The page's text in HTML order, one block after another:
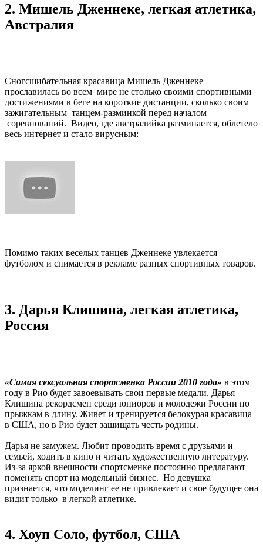
2. Мишель Дженнеке, легкая атлетика,
Австралия
Сногсшибательная красавица Мишель Дженнеке
прославилась во всем мире не столько своими спортивными
достижениями в беге на короткие дистанции, сколько своим
зажигательным танцем-разминкой перед началом
соревнований. Видео, где австралийка разминается, облетело
весь интернет и стало вирусным:
Помимо таких веселых танцев Дженнеке увлекается
футболом и снимается в рекламе разных спортивных товаров.
3. Дарья Клишина, легкая атлетика,
Россия
«Самая сексуальная спортсменка России 2010 года» в этом
году в Рио будет завоевывать свои первые медали. Дарья
Клишина рекордсмен среди юниоров и молодежи России по
прыжкам в длину. Живет и тренируется белокурая красавица
в США, но в Рио будет защищать честь родины.
Дарья не замужем. Любит проводить время с друзьями и
семьей, ходить в кино и читать художественную литературу.
Из-за яркой внешности спортсменке постоянно предлагают
поменять спорт на модельный бизнес. Но девушка
признается, что моделинг ее не привлекает и свое будущее она
видит только в легкой атлетике.
4. Хоуп Соло, футбол, США